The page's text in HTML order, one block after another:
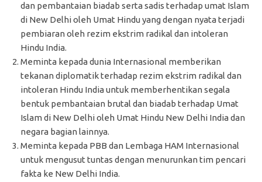
dan pembantaian biadab serta sadis terhadap umat Islam
di New Delhi oleh Umat Hindu yang dengan nyata terjadi
pembiaran oleh rezim ekstrim radikal dan intoleran
Hindu India.
Meminta kepada dunia Internasional memberikan
tekanan diplomatik terhadap rezim ekstrim radikal dan
intoleran Hindu India untuk memberhentikan segala
bentuk pembantaian brutal dan biadab terhadap Umat
Islam di New Delhi oleh Umat Hindu New Delhi India dan
negara bagian lainnya.
Meminta kepada PBB dan Lembaga HAM Internasional
untuk mengusut tuntas dengan menurunkan tim pencari
fakta ke New Delhi India.